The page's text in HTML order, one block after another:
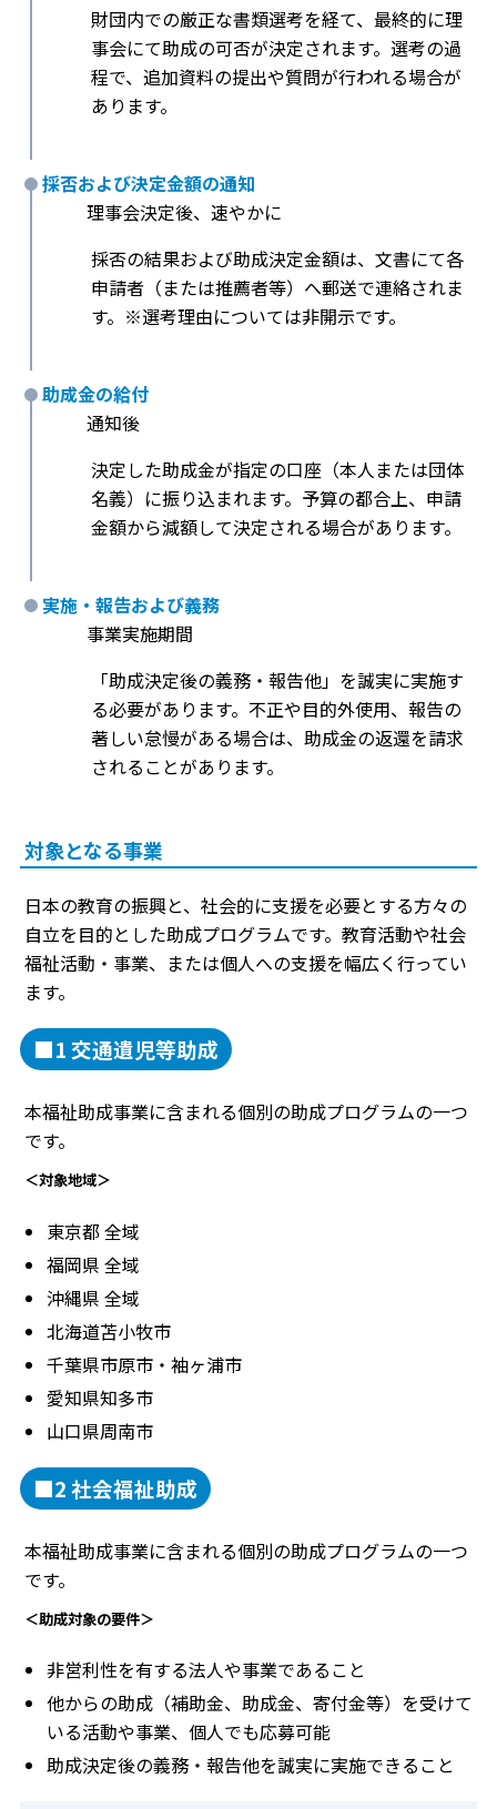
財団内での厳正な書類選考を経て、最終的に理
事会にて助成の可否が決定されます。選考の過
程で、追加資料の提出や質問が行われる場合が
あります。
採否および決定金額の通知
理事会決定後、速やかに
採否の結果および助成決定金額は、文書にて各
申請者（または推薦者等）へ郵送で連絡されま
す。※選考理由については非開示です。
助成金の給付
通知後
決定した助成金が指定の口座（本人または団体
名義）に振り込まれます。予算の都合上、申請
金額から減額して決定される場合があります。
実施・報告および義務
事業実施期間
「助成決定後の義務・報告他」を誠実に実施す
る必要があります。不正や目的外使用、報告の
著しい怠慢がある場合は、助成金の返還を請求
されることがあります。
対象となる事業
日本の教育の振興と、社会的に支援を必要とする方々の
自立を目的とした助成プログラムです。教育活動や社会
福祉活動・事業、または個人への支援を幅広く行ってい
ます。
■1 交通遺児等助成
本福祉助成事業に含まれる個別の助成プログラムの一つ
です。
＜対象地域＞
東京都 全域
福岡県 全域
沖縄県 全域
北海道苫小牧市
千葉県市原市・袖ヶ浦市
愛知県知多市
山口県周南市
■2 社会福祉助成
本福祉助成事業に含まれる個別の助成プログラムの一つ
です。
＜助成対象の要件＞
非営利性を有する法人や事業であること
他からの助成（補助金、助成金、寄付金等）を受けて
いる活動や事業、個人でも応募可能
助成決定後の義務・報告他を誠実に実施できること